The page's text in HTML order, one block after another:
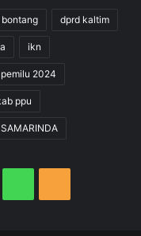
dprd kaltim
ikn
pemilu 2024
ppu
SAMARINDA